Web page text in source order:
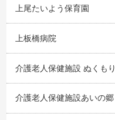
上尾たいよう保育園
上板橋病院
介護老人保健施設 ぬくもり
介護老人保健施設あいの郷